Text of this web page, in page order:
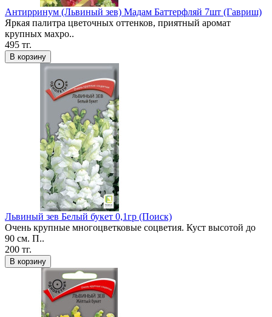
Антирринум (Львиный зев) Мадам Баттерфляй 7шт (Гавриш)
Яркая палитра цветочных оттенков, приятный аромат
крупных махро..
495 тг.
В корзину
Львиный зев Белый букет 0,1гр (Поиск)
Очень крупные многоцветковые соцветия. Куст высотой до
90 см. П..
200 тг.
В корзину